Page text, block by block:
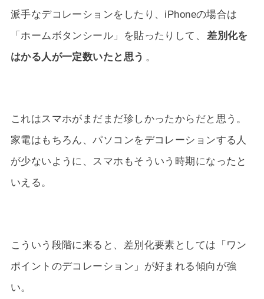
派手なデコレーションをしたり、iPhoneの場合は
「ホームボタンシール」を貼ったりして、 差別化を
はかる人が一定数いたと思う 。
これはスマホがまだまだ珍しかったからだと思う。
家電はもちろん、パソコンをデコレーションする人
が少ないように、スマホもそういう時期になったと
いえる。
こういう段階に来ると、差別化要素としては「ワン
ポイントのデコレーション」が好まれる傾向が強
い。